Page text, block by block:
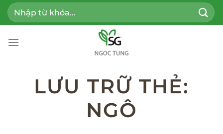
Bỏ
qua
dung
Tìm
kiếm:
LƯU TRỮ THẺ:
NGÔ